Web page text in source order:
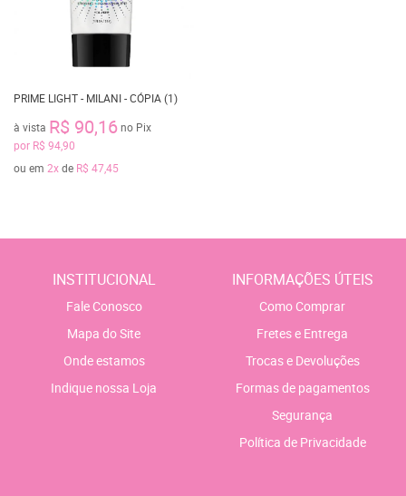
PRIME LIGHT - MILANI - CÓPIA (1)
à vista R$ 90,16no Pix
por R$ 94,90
ou em 2xde R$ 47,45
INSTITUCIONAL
Fale Conosco
Mapa do Site
Onde estamos
Indique nossa Loja
INFORMAÇÕES ÚTEIS
Como Comprar
Fretes e Entrega
Trocas e Devoluções
Formas de pagamentos
Segurança
Política de Privacidade